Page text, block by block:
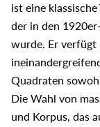
ist eine
der in den
wurde. Er verfügt
Quadraten
Die Wahl von
und Korpus, das